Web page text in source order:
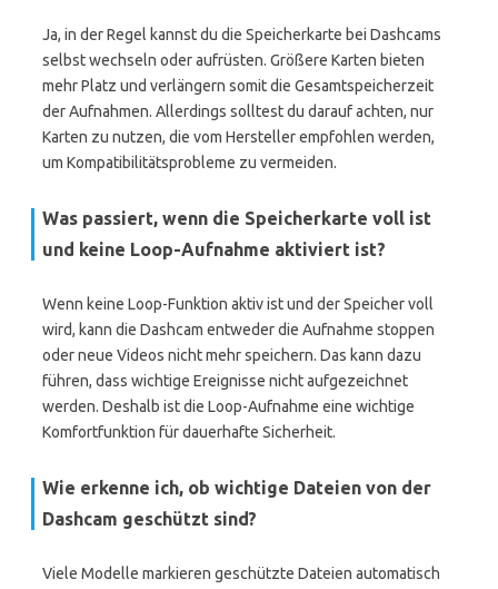
Ja, in der Regel kannst du die Speicherkarte bei Dashcams
selbst wechseln oder aufrüsten. Größere Karten bieten
mehr Platz und verlängern somit die Gesamtspeicherzeit
der Aufnahmen. Allerdings solltest du darauf achten, nur
Karten zu nutzen, die vom Hersteller empfohlen werden,
um Kompatibilitätsprobleme zu vermeiden.
Was passiert, wenn die Speicherkarte voll ist
und keine Loop-Aufnahme aktiviert ist?
Wenn keine Loop-Funktion aktiv ist und der Speicher voll
wird, kann die Dashcam entweder die Aufnahme stoppen
oder neue Videos nicht mehr speichern. Das kann dazu
führen, dass wichtige Ereignisse nicht aufgezeichnet
werden. Deshalb ist die Loop-Aufnahme eine wichtige
Komfortfunktion für dauerhafte Sicherheit.
Wie erkenne ich, ob wichtige Dateien von der
Dashcam geschützt sind?
Viele Modelle markieren geschützte Dateien automatisch